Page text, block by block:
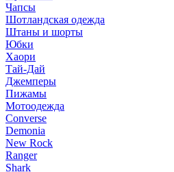
Чапсы
Шотландская одежда
Штаны и шорты
Юбки
Хаори
Тай-Дай
Джемперы
Пижамы
Мотоодежда
Converse
Demonia
New Rock
Ranger
Shark